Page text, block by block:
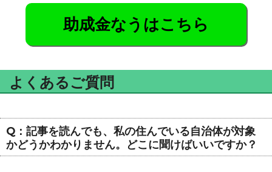
助成金なうはこちら
よくあるご質問
Q：記事を読んでも、私の住んでいる自治体が対象
かどうかわかりません。どこに聞けばいいですか？